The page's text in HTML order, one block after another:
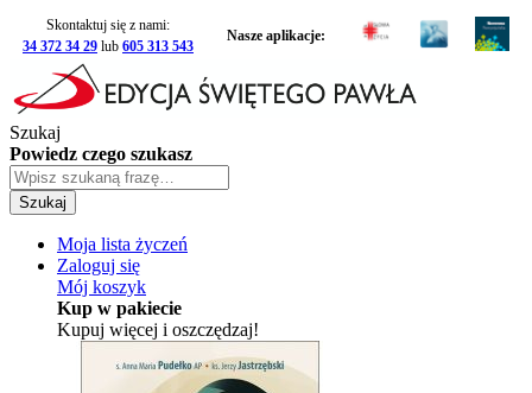
Skontaktuj się z nami:
34 372 34 29 lub 605 313 543
Nasze aplikacje:
Szukaj
Powiedz czego szukasz
Szukaj
Moja lista życzeń
Zaloguj się
Mój koszyk
Kup w pakiecie
Kupuj więcej i oszczędzaj!